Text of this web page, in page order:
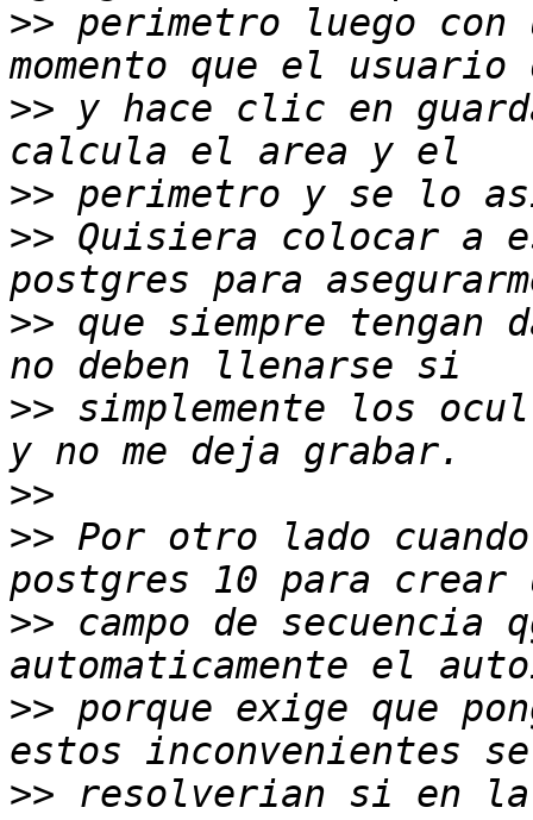
>> perimetro luego
>> y hace clic en
>>
>> Quisiera colocar a
>> que siempre tengan
>> simplemente los
>>
>> Por otro lado
>> campo de secuencia
>> porque exige que
>> resolverian si en la